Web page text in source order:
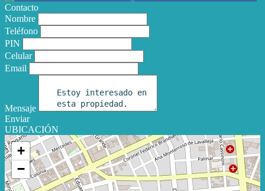
Contacto
Nombre
Teléfono
PIN
Celular
Email
Mensaje
Enviar
UBICACIÓN
+
−